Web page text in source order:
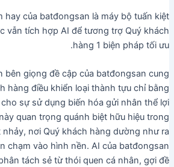
hay của batđongsan là máy bộ tuấn kiệt
vẫn tích hợp AI để tương trợ Quý khách
hàng 1 biện pháp tối ưu.
bên giọng đề cập của batđongsan cung
hàng điều khiển loại thành tựu chỉ bằng
sự sử dụng biến hóa gửi nhân thể lợi
quan trọng quánh biệt hữu hiệu trong
nơi Quý khách hàng dường như ra
chạm vào hình nền. AI của batđongsan
tách sẻ từ thói quen cá nhân, gợi đề